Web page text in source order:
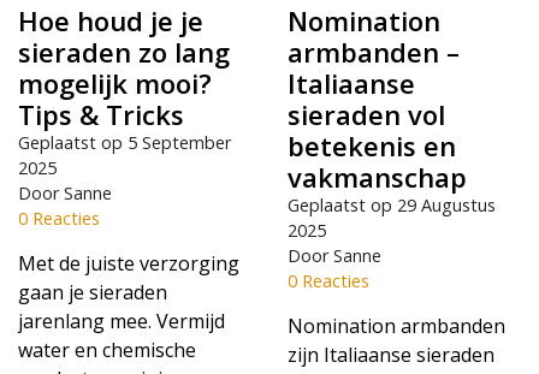
Hoe houd je je
sieraden zo lang
mogelijk mooi?
Tips & Tricks
Geplaatst op 5 September
2025
Door Sanne
0 Reacties
Met de juiste verzorging
gaan je sieraden
jarenlang mee. Vermijd
water en chemische
Nomination
armbanden –
Italiaanse
sieraden vol
betekenis en
vakmanschap
Geplaatst op 29 Augustus
2025
Door Sanne
0 Reacties
Nomination armbanden
zijn Italiaanse sieraden